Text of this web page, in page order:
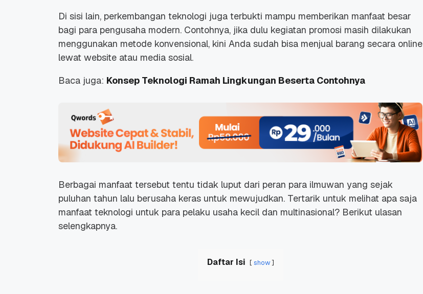
Di sisi lain, perkembangan teknologi juga terbukti mampu memberikan manfaat besar
bagi para pengusaha modern. Contohnya, jika dulu kegiatan promosi masih dilakukan
menggunakan metode konvensional, kini Anda sudah bisa menjual barang secara online
lewat website atau media sosial.
Baca juga: Konsep Teknologi Ramah Lingkungan Beserta Contohnya
Berbagai manfaat tersebut tentu tidak luput dari peran para ilmuwan yang sejak
puluhan tahun lalu berusaha keras untuk mewujudkan. Tertarik untuk melihat apa saja
manfaat teknologi untuk para pelaku usaha kecil dan multinasional? Berikut ulasan
selengkapnya.
Daftar Isi show